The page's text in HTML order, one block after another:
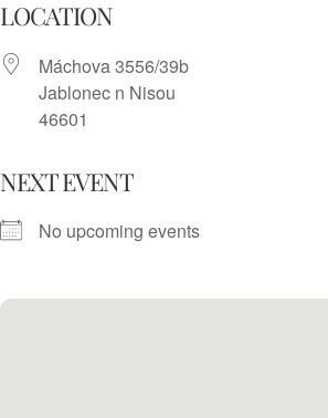
Skip
content
LOCATION
Máchova 3556/39b
Jablonec n Nisou
46601
NEXT EVENT
No upcoming events